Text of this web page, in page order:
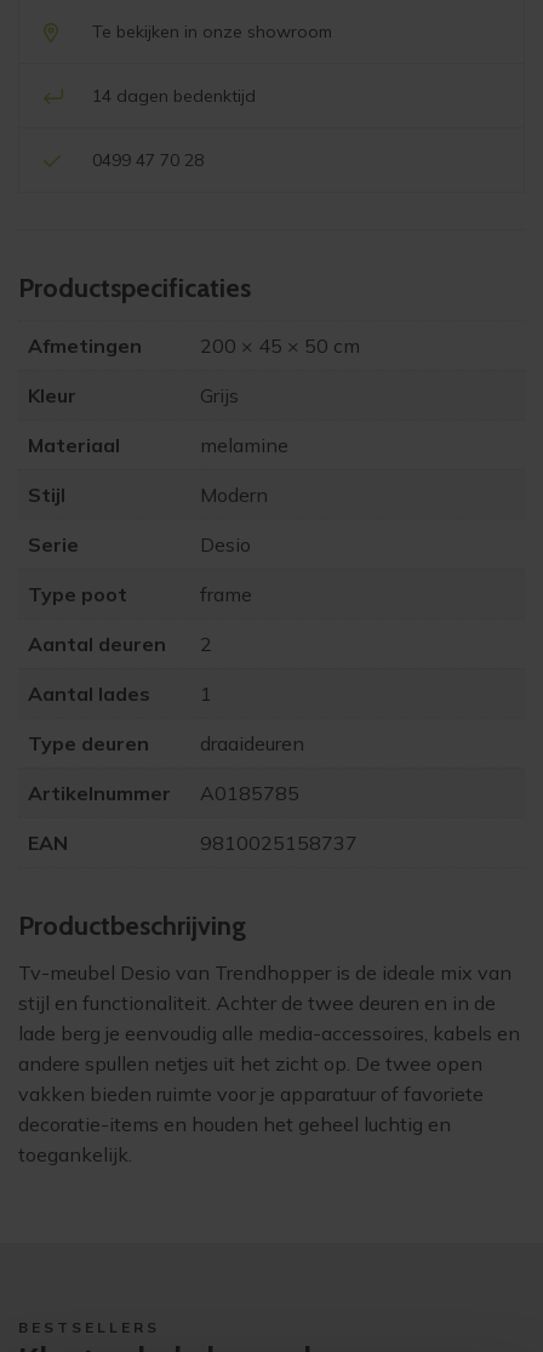
Te bekijken in onze showroom
14 dagen bedenktijd
0499 47 70 28
Product­specificaties
Afmetingen 200 × 45 × 50 cm
Kleur Grijs
Materiaal melamine
Stijl Modern
Serie Desio
Type poot frame
Aantal deuren 2
Aantal lades 1
Type deuren draaideuren
Artikelnummer A0185785
EAN 9810025158737
Product­beschrijving
Tv-meubel Desio van Trendhopper is de ideale mix van
stijl en functionaliteit. Achter de twee deuren en in de
lade berg je eenvoudig alle media-accessoires, kabels en
andere spullen netjes uit het zicht op. De twee open
vakken bieden ruimte voor je apparatuur of favoriete
decoratie-items en houden het geheel luchtig en
toegankelijk.
BESTSELLERS